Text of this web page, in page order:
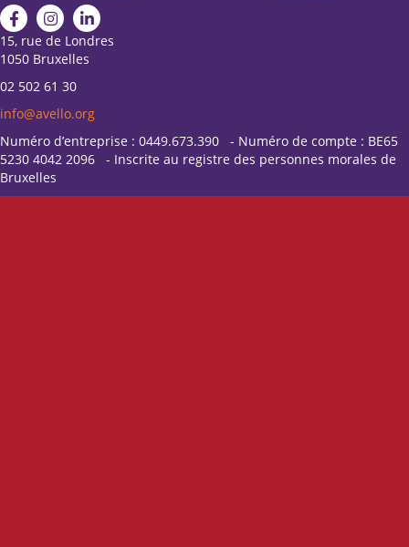
15, rue de Londres
1050 Bruxelles
02 502 61 30
info@avello.org
Numéro d’entreprise : 0449.673.390 - Numéro de compte : BE65
5230 4042 2096 - Inscrite au registre des personnes morales de
Bruxelles